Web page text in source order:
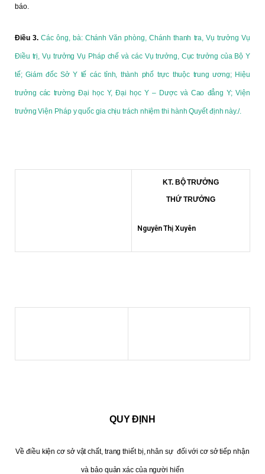
báo.
Điều 3. Các ông, bà: Chánh Văn phòng, Chánh thanh tra, Vụ trưởng Vụ
Điều trị, Vụ trưởng Vụ Pháp chế và các Vụ trưởng, Cục trưởng của Bộ Y
tế; Giám đốc Sở Y tế các tỉnh, thành phố trực thuộc trung ương; Hiệu
trưởng các trường Đại học Y, Đại học Y – Dược và Cao đẳng Y; Viện
trưởng Viện Pháp y quốc gia chịu trách nhiệm thi hành Quyết định này./.
KT. BỘ TRƯỞNG
THỨ TRƯỞNG
Nguyễn Thị Xuyên
QUY ĐỊNH
Về điều kiện cơ sở vật chất, trang thiết bị, nhân sự đối với cơ sở tiếp nhận
và bảo quản xác của người hiến